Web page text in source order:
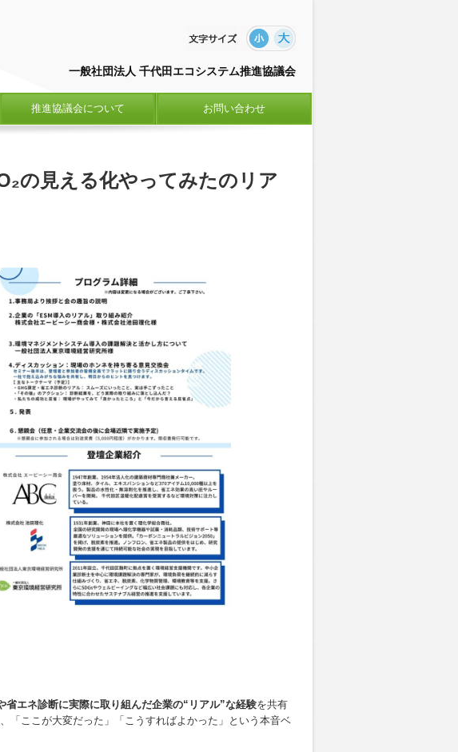
一般社団法人 千代田エコシステム推進協議会
推進協議会について お問い合わせ
の見える化やってみたのリア
省エネ診断に実際に取り組んだ企業の“リアル”な経験を共有
「ここが大変だった」「こうすればよかった」という本音ベ